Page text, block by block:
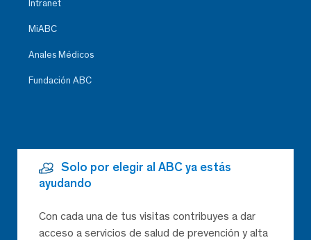
Intranet
MiABC
Anales Médicos
Fundación ABC
Solo por elegir al ABC ya estás
ayudando
Con cada una de tus visitas contribuyes a dar
acceso a servicios de salud de prevención y alta